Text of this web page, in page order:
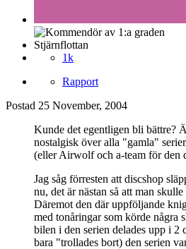
Stjärnflottan
1k
Rapport
Postad 25 November, 2004
Kunde det egentligen bli bättre?
nostalgisk över alla "gamla"
(eller Airwolf och a-team för den
Jag såg förresten att discshop
nu, det är nästan så att man
Däremot den där uppföljande
med tonåringar som körde några
bilen i den serien delades upp i 2
bara "trollades bort) den serien